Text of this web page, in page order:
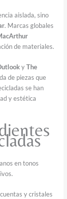
aislada, sino
. Marcas globales
de materiales.
yThe
de piezas que
se han
y estética
en tonos
y cristales